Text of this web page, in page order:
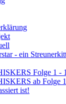
- ein
Folge 1 -
ab Folge
ist!